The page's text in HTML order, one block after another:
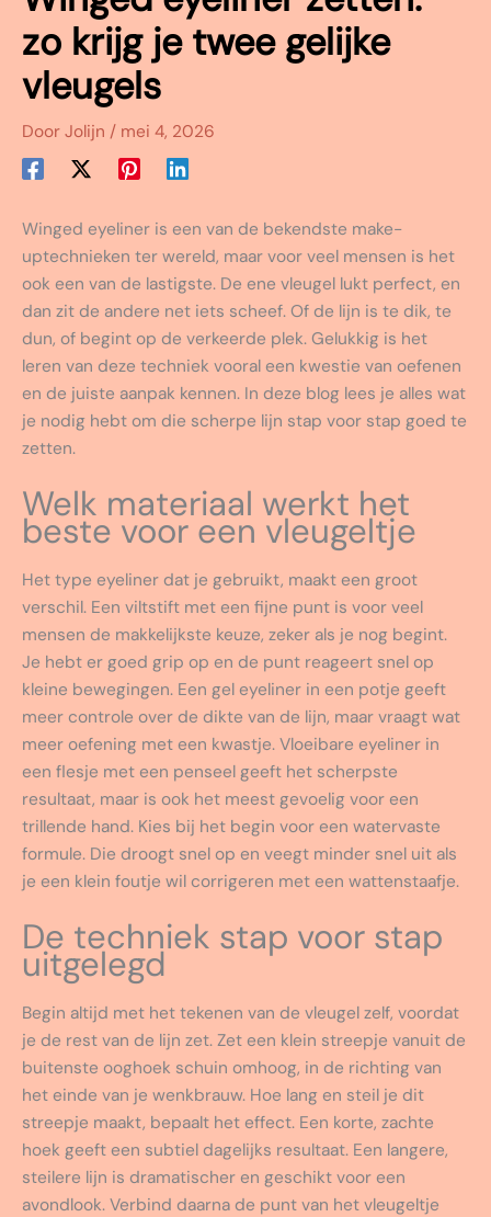
zo krijg je twee gelijke
vleugels
Door Jolijn / mei 4, 2026
Winged eyeliner is een van de bekendste make-
uptechnieken ter wereld, maar voor veel mensen is het
ook een van de lastigste. De ene vleugel lukt perfect, en
dan zit de andere net iets scheef. Of de lijn is te dik, te
dun, of begint op de verkeerde plek. Gelukkig is het
leren van deze techniek vooral een kwestie van oefenen
en de juiste aanpak kennen. In deze blog lees je alles wat
je nodig hebt om die scherpe lijn stap voor stap goed te
zetten.
Welk materiaal werkt het
beste voor een vleugeltje
Het type eyeliner dat je gebruikt, maakt een groot
verschil. Een viltstift met een fijne punt is voor veel
mensen de makkelijkste keuze, zeker als je nog begint.
Je hebt er goed grip op en de punt reageert snel op
kleine bewegingen. Een gel eyeliner in een potje geeft
meer controle over de dikte van de lijn, maar vraagt wat
meer oefening met een kwastje. Vloeibare eyeliner in
een flesje met een penseel geeft het scherpste
resultaat, maar is ook het meest gevoelig voor een
trillende hand. Kies bij het begin voor een watervaste
formule. Die droogt snel op en veegt minder snel uit als
je een klein foutje wil corrigeren met een wattenstaafje.
De techniek stap voor stap
uitgelegd
Begin altijd met het tekenen van de vleugel zelf, voordat
je de rest van de lijn zet. Zet een klein streepje vanuit de
buitenste ooghoek schuin omhoog, in de richting van
het einde van je wenkbrauw. Hoe lang en steil je dit
streepje maakt, bepaalt het effect. Een korte, zachte
hoek geeft een subtiel dagelijks resultaat. Een langere,
steilere lijn is dramatischer en geschikt voor een
avondlook. Verbind daarna de punt van het vleugeltje